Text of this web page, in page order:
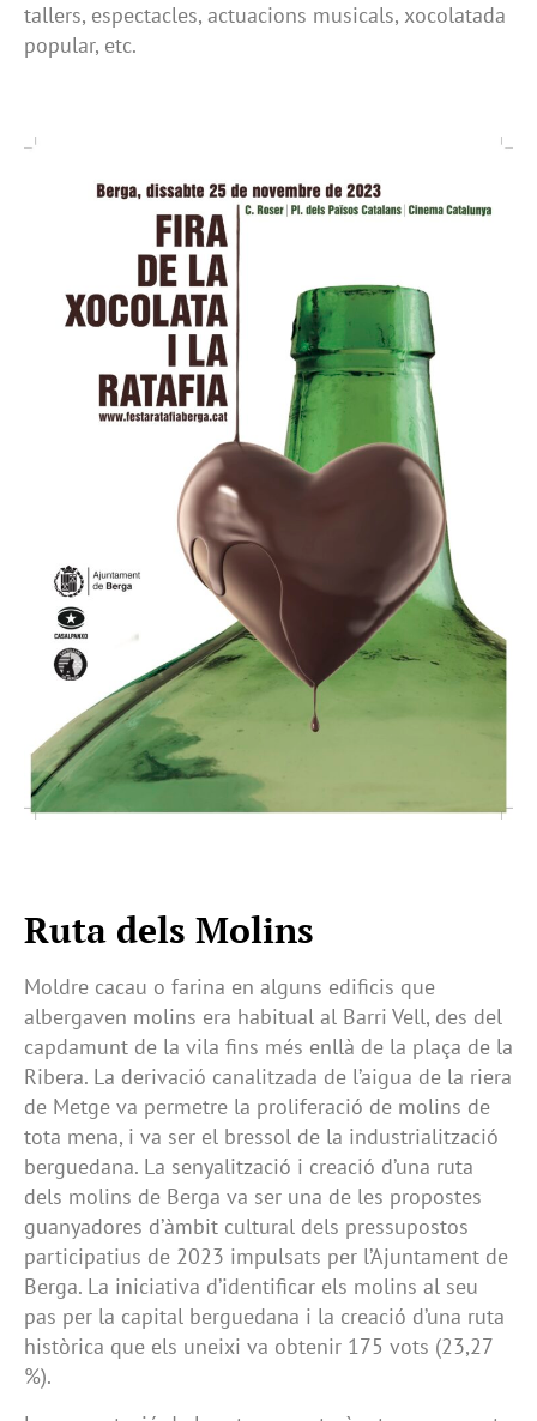
tallers, espectacles, actuacions musicals, xocolatada
popular, etc.
Ruta dels Molins
Moldre cacau o farina en alguns edificis que
albergaven molins era habitual al Barri Vell, des del
capdamunt de la vila fins més enllà de la plaça de la
Ribera. La derivació canalitzada de l’aigua de la riera
de Metge va permetre la proliferació de molins de
tota mena, i va ser el bressol de la industrialització
berguedana. La senyalització i creació d’una ruta
dels molins de Berga va ser una de les propostes
guanyadores d’àmbit cultural dels pressupostos
participatius de 2023 impulsats per l’Ajuntament de
Berga. La iniciativa d’identificar els molins al seu
pas per la capital berguedana i la creació d’una ruta
històrica que els uneixi va obtenir 175 vots (23,27
%).